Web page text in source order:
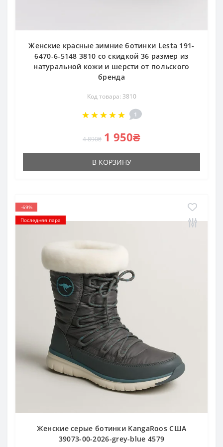
Женские красные зимние ботинки Lesta 191-
6470-6-5148 3810 со скидкой 36 размер из
натуральной кожи и шерсти от польского
бренда
Код товара: 3810
1
4 890₴ 1 950₴
В КОРЗИНУ
-69%
Последняя пара
Женские серые ботинки KangaRoos США
39073-00-2026-grey-blue 4579